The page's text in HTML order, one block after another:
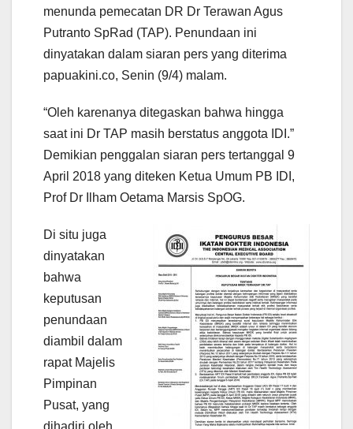
menunda pemecatan DR Dr Terawan Agus
Putranto SpRad (TAP). Penundaan ini
dinyatakan dalam siaran pers yang diterima
papuakini.co, Senin (9/4) malam.
“Oleh karenanya ditegaskan bahwa hingga
saat ini Dr TAP masih berstatus anggota IDI.”
Demikian penggalan siaran pers tertanggal 9
April 2018 yang diteken Ketua Umum PB IDI,
Prof Dr Ilham Oetama Marsis SpOG.
Di situ juga
dinyatakan
bahwa
keputusan
penundaan
diambil dalam
rapat Majelis
Pimpinan
Pusat, yang
dihadiri oleh